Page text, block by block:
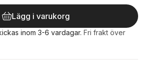
Lägg i varukorg
inom 3-6 vardagar. Fri frakt över